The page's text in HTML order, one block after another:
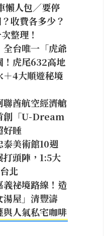
懶人包／要停
收費各多少？
整理！
全台唯一「虎爺
！虎尾632高地
＋4大順遊秘境
酋航空經濟艙
創「U-Dream
好睡
美術館10週
頭陣，1:5大
北
義祕境路線！造
湯屋」清豐濤
與人氣私宅咖啡